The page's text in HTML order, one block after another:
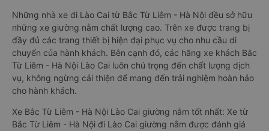
Những nhà xe đi Lào Cai từ Bắc Từ Liêm - Hà Nội đều sở hữu
những xe giường nằm chất lượng cao. Trên xe được trang bị
đầy đủ các trang thiết bị hiện đại phục vụ cho nhu cầu di
chuyển của hành khách. Bên cạnh đó, các hãng xe khách Bắc
Từ Liêm - Hà Nội Lào Cai luôn chú trọng đến chất lượng dịch
vụ, không ngừng cải thiện để mang đến trải nghiệm hoàn hảo
cho hành khách.
Xe Bắc Từ Liêm - Hà Nội Lào Cai giường nằm tốt nhất: Xe từ
Bắc Từ Liêm - Hà Nội đi Lào Cai giường nằm được đánh giá